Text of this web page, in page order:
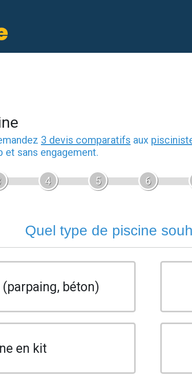
3 devis comparatifs aux
et sans engagement.
4 5 6
Quel type de piscine
béton)
en kit